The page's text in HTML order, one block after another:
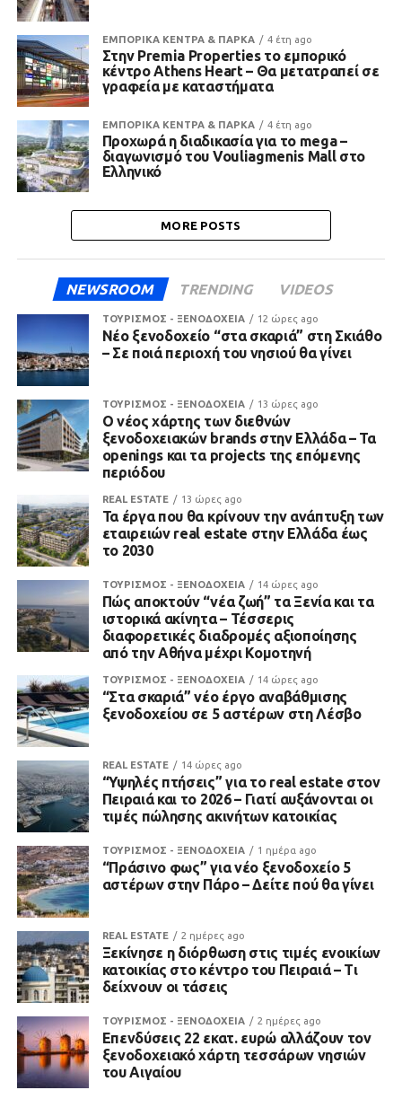
ΕΜΠΟΡΙΚΑ ΚΕΝΤΡΑ & ΠΑΡΚΑ 4 έτη ago
Στην Premia Properties το εμπορικό
κέντρο Athens Heart – Θα μετατραπεί σε
γραφεία με καταστήματα
ΕΜΠΟΡΙΚΑ ΚΕΝΤΡΑ & ΠΑΡΚΑ 4 έτη ago
Προχωρά η διαδικασία για το mega –
διαγωνισμό του Vouliagmenis Mall στο
Ελληνικό
MORE POSTS
NEWSROOM TRENDING VIDEOS
ΤΟΥΡΙΣΜΟΣ - ΞΕΝΟΔΟΧΕΙΑ 12 ώρες ago
Νέο ξενοδοχείο “στα σκαριά” στη Σκιάθο
– Σε ποιά περιοχή του νησιού θα γίνει
ΤΟΥΡΙΣΜΟΣ - ΞΕΝΟΔΟΧΕΙΑ 13 ώρες ago
Ο νέος χάρτης των διεθνών
ξενοδοχειακών brands στην Ελλάδα – Τα
openings και τα projects της επόμενης
περιόδου
REAL ESTATE 13 ώρες ago
Τα έργα που θα κρίνουν την ανάπτυξη των
εταιρειών real estate στην Ελλάδα έως
το 2030
ΤΟΥΡΙΣΜΟΣ - ΞΕΝΟΔΟΧΕΙΑ 14 ώρες ago
Πώς αποκτούν “νέα ζωή” τα Ξενία και τα
ιστορικά ακίνητα – Τέσσερις
διαφορετικές διαδρομές αξιοποίησης
από την Αθήνα μέχρι Κομοτηνή
ΤΟΥΡΙΣΜΟΣ - ΞΕΝΟΔΟΧΕΙΑ 14 ώρες ago
“Στα σκαριά” νέο έργο αναβάθμισης
ξενοδοχείου σε 5 αστέρων στη Λέσβο
REAL ESTATE 14 ώρες ago
“Υψηλές πτήσεις” για το real estate στον
Πειραιά και το 2026 – Γιατί αυξάνονται οι
τιμές πώλησης ακινήτων κατοικίας
ΤΟΥΡΙΣΜΟΣ - ΞΕΝΟΔΟΧΕΙΑ 1 ημέρα ago
“Πράσινο φως” για νέο ξενοδοχείο 5
αστέρων στην Πάρο – Δείτε πού θα γίνει
REAL ESTATE 2 ημέρες ago
Ξεκίνησε η διόρθωση στις τιμές ενοικίων
κατοικίας στο κέντρο του Πειραιά – Τι
δείχνουν οι τάσεις
ΤΟΥΡΙΣΜΟΣ - ΞΕΝΟΔΟΧΕΙΑ 2 ημέρες ago
Επενδύσεις 22 εκατ. ευρώ αλλάζουν τον
ξενοδοχειακό χάρτη τεσσάρων νησιών
του Αιγαίου